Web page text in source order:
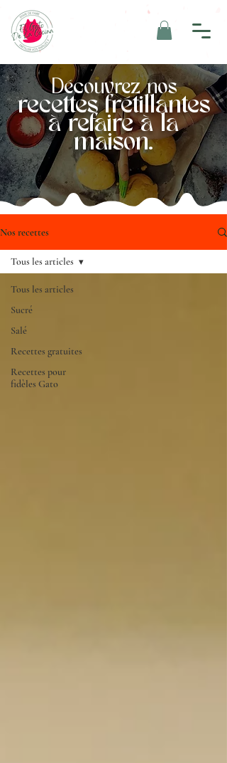
Découvrez nos
recettes frétillantes
à refaire à la
maison.
Nos recettes
Tous les articles
Sucré
Salé
Recettes gratuites
Recettes pour
fidèles Gato
Tous les articles